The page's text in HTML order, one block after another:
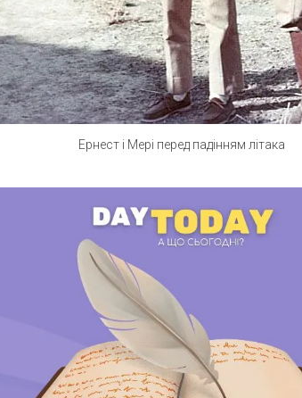
Ернест і Мері перед падінням літака